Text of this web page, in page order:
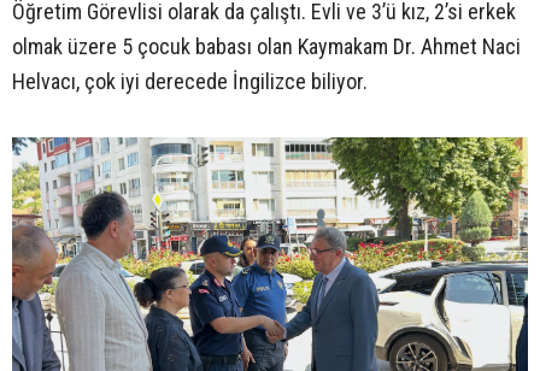
Öğretim Görevlisi olarak da çalıştı. Evli ve 3’ü kız, 2’si erkek
olmak üzere 5 çocuk babası olan Kaymakam Dr. Ahmet Naci
Helvacı, çok iyi derecede İngilizce biliyor.